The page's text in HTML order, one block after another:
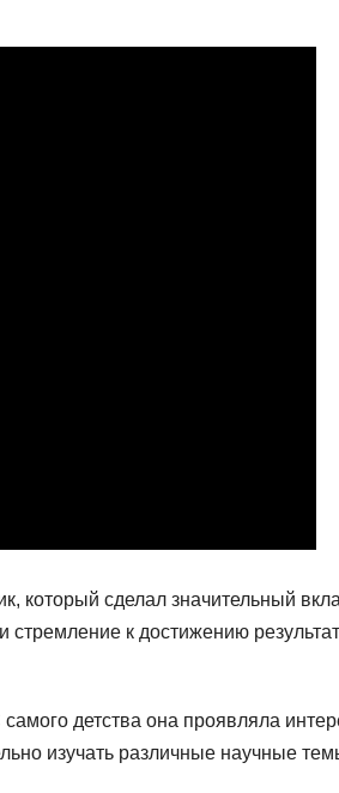
который сделал значительный
стремление к достижению
детства она проявляла
изучать различные научные